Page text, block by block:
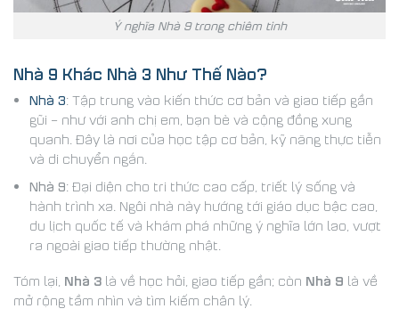
Ý nghĩa Nhà 9 trong chiêm tinh
Nhà 9 Khác Nhà 3 Như Thế Nào?
Nhà 3: Tập trung vào kiến thức cơ bản và giao tiếp gần
gũi – như với anh chị em, bạn bè và cộng đồng xung
quanh. Đây là nơi của học tập cơ bản, kỹ năng thực tiễn
và di chuyển ngắn.
Nhà 9: Đại diện cho tri thức cao cấp, triết lý sống và
hành trình xa. Ngôi nhà này hướng tới giáo dục bậc cao,
du lịch quốc tế và khám phá những ý nghĩa lớn lao, vượt
ra ngoài giao tiếp thường nhật.
Tóm lại, Nhà 3 là về học hỏi, giao tiếp gần; còn Nhà 9 là về
mở rộng tầm nhìn và tìm kiếm chân lý.